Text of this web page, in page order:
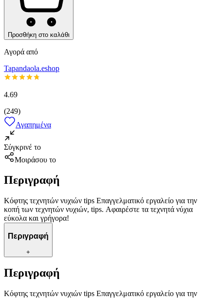
Προσθήκη στο καλάθι
Αγορά από
Tapandaola.eshop
4.69
(249)
Αγαπημένα
Σύγκρινέ το
Μοιράσου το
Περιγραφή
Κόφτης τεχνητών νυχιών tips Επαγγελματικό εργαλείο για την
κοπή των τεχνητών νυχιών, tips. Αφαιρέστε τα τεχνητά νύχια
εύκολα και γρήγορα!
Περιγραφή
+
Περιγραφή
Κόφτης τεχνητών νυχιών tips Επαγγελματικό εργαλείο για την